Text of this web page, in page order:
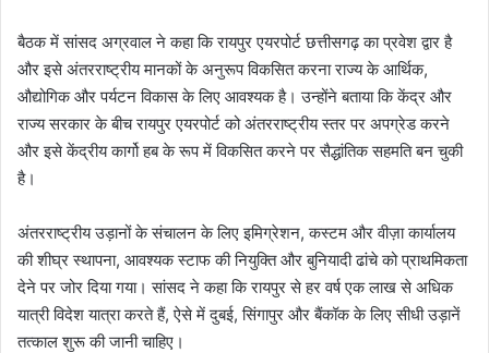
बैठक में सांसद अग्रवाल ने कहा कि रायपुर एयरपोर्ट छत्तीसगढ़ का प्रवेश द्वार है
और इसे अंतरराष्ट्रीय मानकों के अनुरूप विकसित करना राज्य के आर्थिक,
औद्योगिक और पर्यटन विकास के लिए आवश्यक है। उन्होंने बताया कि केंद्र और
राज्य सरकार के बीच रायपुर एयरपोर्ट को अंतरराष्ट्रीय स्तर पर अपग्रेड करने
और इसे केंद्रीय कार्गो हब के रूप में विकसित करने पर सैद्धांतिक सहमति बन चुकी
है।
अंतरराष्ट्रीय उड़ानों के संचालन के लिए इमिग्रेशन, कस्टम और वीज़ा कार्यालय
की शीघ्र स्थापना, आवश्यक स्टाफ की नियुक्ति और बुनियादी ढांचे को प्राथमिकता
देने पर जोर दिया गया। सांसद ने कहा कि रायपुर से हर वर्ष एक लाख से अधिक
यात्री विदेश यात्रा करते हैं, ऐसे में दुबई, सिंगापुर और बैंकॉक के लिए सीधी उड़ानें
तत्काल शुरू की जानी चाहिए।